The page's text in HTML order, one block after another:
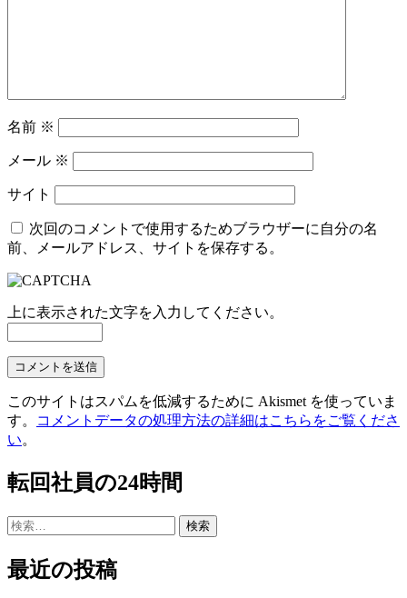
名前 ※
メール ※
サイト
次回のコメントで使用するためブラウザーに自分の名
前、メールアドレス、サイトを保存する。
上に表示された文字を入力してください。
このサイトはスパムを低減するために Akismet を使っていま
す。
コメントデータの処理方法の詳細はこちらをご覧くださ
い。
転回社員の24時間
検
最近の投稿